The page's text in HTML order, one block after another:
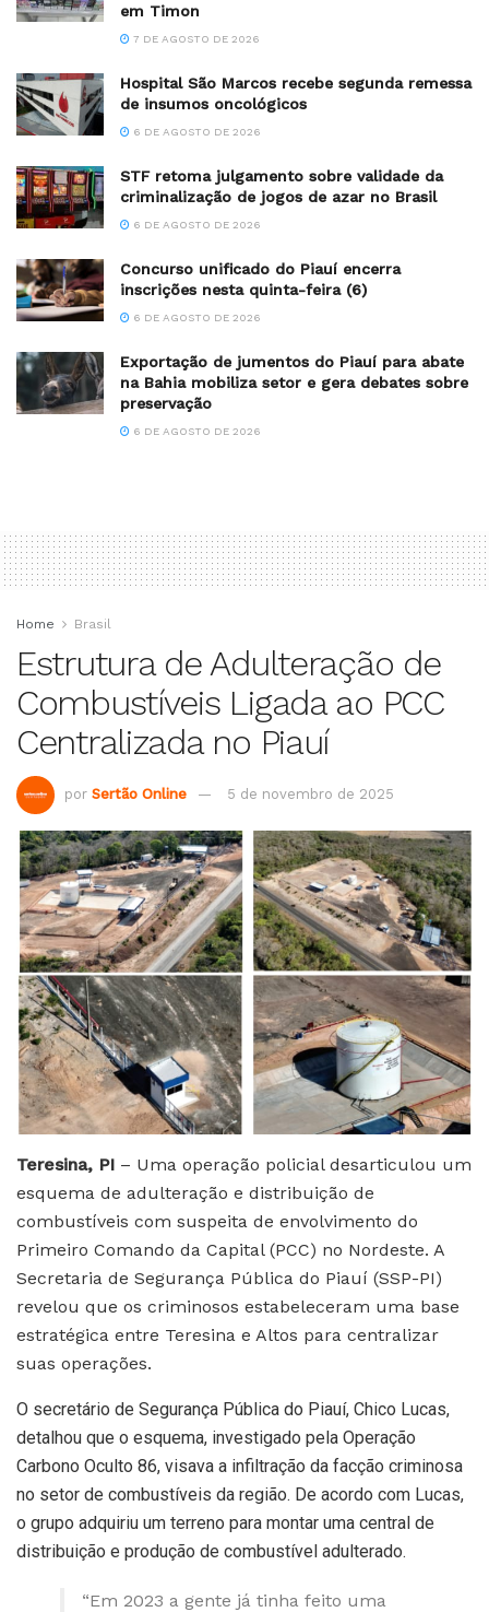
em Timon
7 DE AGOSTO DE 2026
Hospital São Marcos recebe segunda remessa
de insumos oncológicos
6 DE AGOSTO DE 2026
STF retoma julgamento sobre validade da
criminalização de jogos de azar no Brasil
6 DE AGOSTO DE 2026
Concurso unificado do Piauí encerra
inscrições nesta quinta-feira (6)
6 DE AGOSTO DE 2026
Exportação de jumentos do Piauí para abate
na Bahia mobiliza setor e gera debates sobre
preservação
6 DE AGOSTO DE 2026
Home Brasil
Estrutura de Adulteração de
Combustíveis Ligada ao PCC
Centralizada no Piauí
por Sertão Online 5 de novembro de 2025
Teresina, PI – Uma operação policial desarticulou um
esquema de adulteração e distribuição de
combustíveis com suspeita de envolvimento do
Primeiro Comando da Capital (PCC) no Nordeste. A
Secretaria de Segurança Pública do Piauí (SSP-PI)
revelou que os criminosos estabeleceram uma base
estratégica entre Teresina e Altos para centralizar
suas operações.
O secretário de Segurança Pública do Piauí, Chico Lucas,
detalhou que o esquema, investigado pela Operação
Carbono Oculto 86, visava a infiltração da facção criminosa
no setor de combustíveis da região. De acordo com Lucas,
o grupo adquiriu um terreno para montar uma central de
distribuição e produção de combustível adulterado.
“Em 2023 a gente já tinha feito uma